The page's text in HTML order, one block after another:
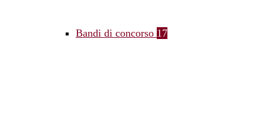
Bandi di concorso 17